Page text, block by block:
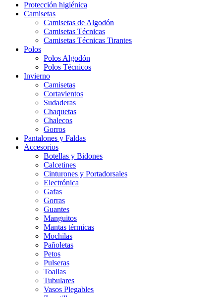
Protección higiénica
Camisetas
Camisetas de Algodón
Camisetas Técnicas
Camisetas Técnicas Tirantes
Polos
Polos Algodón
Polos Técnicos
Invierno
Camisetas
Cortavientos
Sudaderas
Chaquetas
Chalecos
Gorros
Pantalones y Faldas
Accesorios
Botellas y Bidones
Calcetines
Cinturones y Portadorsales
Electrónica
Gafas
Gorras
Guantes
Manguitos
Mantas térmicas
Mochilas
Pañoletas
Petos
Pulseras
Toallas
Tubulares
Vasos Plegables